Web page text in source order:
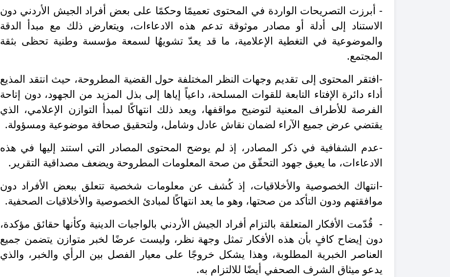
- أبرزت التصريحات الواردة في المحتوى تعميمًا وحكمًا على بعض أفراد الجيش الأردني دون
الاستناد إلى أدلة أو مصادر موثوقة تدعم هذه الادعاءات، ويتعارض ذلك مع مبدأ الدقة
والموضوعية في التغطية الإعلامية، ما قد يعدّ تشويهُا لسمعة مؤسسة وطنية تحظى بثقة
المجتمع.
-افتقر المحتوى إلى تقديم وجهات النظر المختلفة حول القضية المطروحة، حيث انتقد المذيع
أداء دائرة الإفتاء التابعة للقوات المسلحة، داعياً إياها إلى بذل المزيد من الجهود، دون إتاحة
الفرصة للأطراف المعنية لتوضيح مواقفها، ويعد ذلك انتهاكًا لمبدأ التوازن الإعلامي، الذي
يقتضي عرض جميع الآراء لضمان نقاش عادل وشامل، ولتحقيق صحافة موضوعية ومسؤولة.
-عدم الشفافية في ذكر المصادر، إذ لم يوضح المحتوى المصادر التي استند إليها في هذه
الادعاءات، ما يعيق جهود التحقّق من صحة المعلومات المطروحة ويضعف مصداقية التقرير.
-انتهاك الخصوصية والأخلاقيات، إذ كُشف عن معلومات شخصية تتعلق ببعض الأفراد دون
موافقتهم ودون التأكد من صحتها، وهو ما يعد انتهاكًا لمبادئ الخصوصية والأخلاقيات الصحفية.
- قُدّمت الأفكار المتعلقة بالتزام أفراد الجيش الأردني بالواجبات الدينية وكأنها حقائق مؤكدة،
دون إيضاح كافٍ بأن هذه الأفكار تمثل وجهة نظر، وليست عرضًا لخبر متوازن يتضمن جميع
العناصر الخبرية المطلوبة، وهذا يشكل خروجًا على معيار الفصل بين الرأي والخبر، والذي
يدعو ميثاق الشرف الصحفي أيضًا للالتزام به.